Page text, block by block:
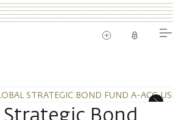
STRATEGIC BOND FUND A-ACC-
Bond